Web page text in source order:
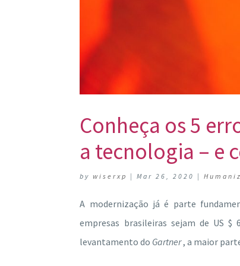
Conheça os 5
a tecnologia – e
by wiserxp |Mar 26, 2020 |
A modernização já é parte
empresas brasileiras sejam de US
levantamento do Gartner, a maior